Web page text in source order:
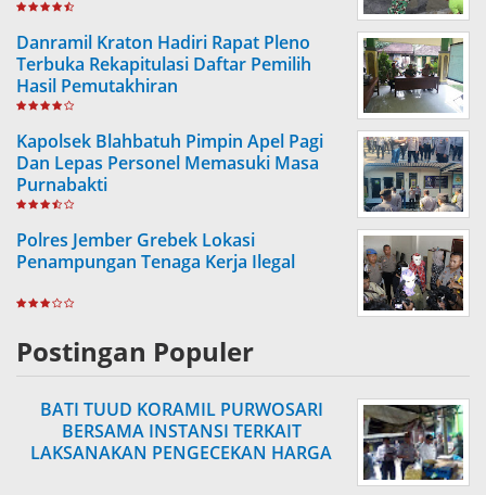
Danramil Kraton Hadiri Rapat Pleno
Terbuka Rekapitulasi Daftar Pemilih
Hasil Pemutakhiran
Kapolsek Blahbatuh Pimpin Apel Pagi
Dan Lepas Personel Memasuki Masa
Purnabakti
Polres Jember Grebek Lokasi
Penampungan Tenaga Kerja Ilegal
Postingan Populer
BATI TUUD KORAMIL PURWOSARI
BERSAMA INSTANSI TERKAIT
LAKSANAKAN PENGECEKAN HARGA